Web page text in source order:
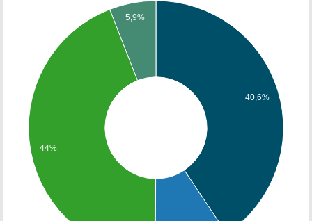
40,6%
5,9%
44%